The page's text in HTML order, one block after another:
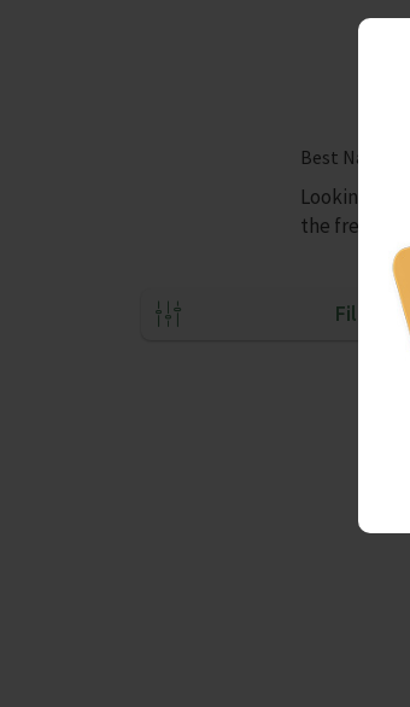
Best Naples
Looking for
the fresh
Filtri